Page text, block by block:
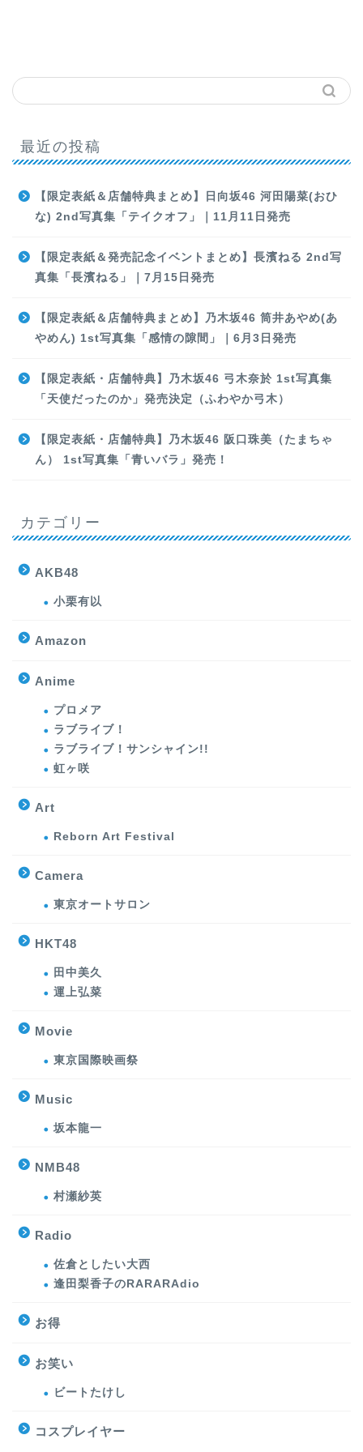
最近の投稿
【限定表紙＆店舗特典まとめ】日向坂46 河田陽菜(おひ
な) 2nd写真集「テイクオフ」｜11月11日発売
【限定表紙＆発売記念イベントまとめ】長濱ねる 2nd写
真集「長濱ねる」｜7月15日発売
【限定表紙＆店舗特典まとめ】乃木坂46 筒井あやめ(あ
やめん) 1st写真集「感情の隙間」｜6月3日発売
【限定表紙・店舗特典】乃木坂46 弓木奈於 1st写真集
「天使だったのか」発売決定（ふわやか弓木）
【限定表紙・店舗特典】乃木坂46 阪口珠美（たまちゃ
ん） 1st写真集「青いバラ」発売！
カテゴリー
AKB48
小栗有以
Amazon
Anime
プロメア
ラブライブ！
ラブライブ！サンシャイン!!
虹ヶ咲
Art
Reborn Art Festival
Camera
東京オートサロン
HKT48
田中美久
運上弘菜
Movie
東京国際映画祭
Music
坂本龍一
NMB48
村瀬紗英
Radio
佐倉としたい大西
逢田梨香子のRARARAdio
お得
お笑い
ビートたけし
コスプレイヤー